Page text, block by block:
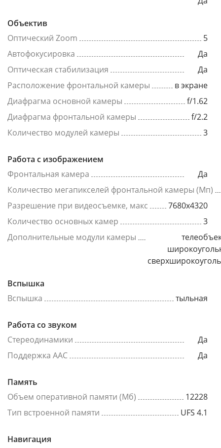
Объектив
Оптический Zoom
5
Автофокусировка
Да
Оптическая стабилизация
Да
Расположение фронтальной камеры
в экране
Диафрагма основной камеры
f/1.62
Диафрагма фронтальной камеры
f/2.2
Количество модулей камеры
3
Работа с изображением
Фронтальная камера
Да
Количество мегапикселей фронтальной камеры (Мп)
Разрешение при видеосъемке, макс
7680x4320
Количество основных камер
3
Дополнительные модули камеры
Вспышка
Вспышка
тыльная
Работа со звуком
Стереодинамики
Да
Поддержка AAC
Да
Память
Объем оперативной памяти (Мб)
12228
Тип встроенной памяти
UFS 4.1
Навигация